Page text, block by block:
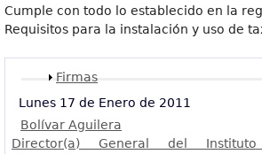
Cumple con todo lo establecido en la
Requisitos para la instalación y uso de
Mostrar
Firmas
Lunes 17 de Enero de 2011
Bolívar Aguilera
Director(a) General del